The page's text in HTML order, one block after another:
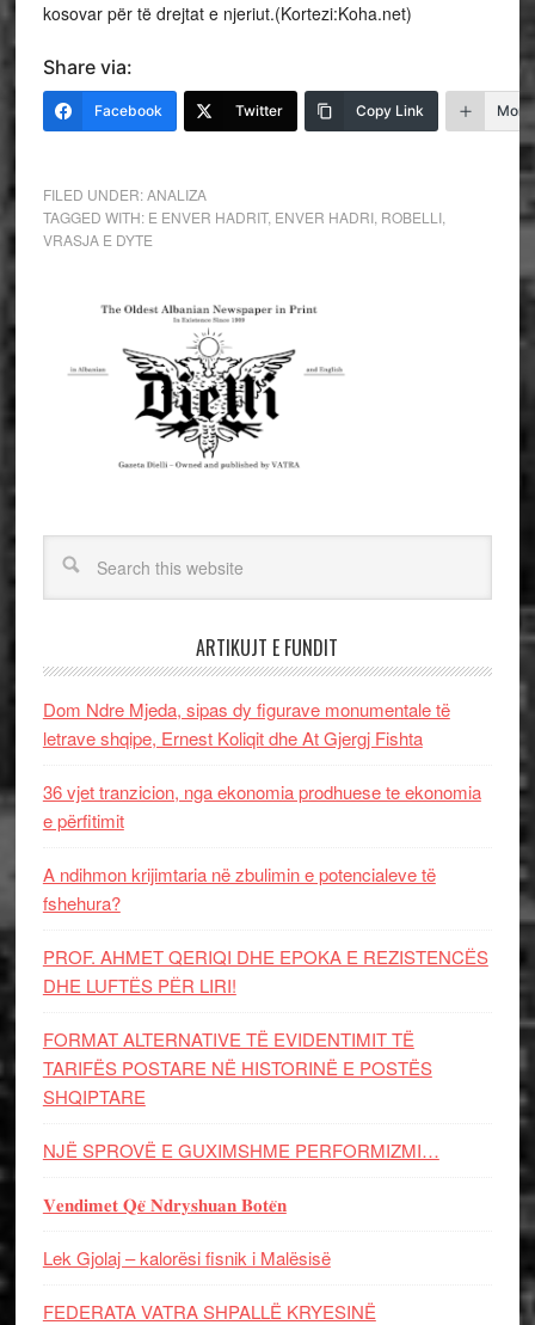
kosovar për të drejtat e njeriut.(Kortezi:Koha.net)
Share via:
Facebook Twitter Copy Link More
FILED UNDER:ANALIZA
TAGGED WITH: E ENVER HADRIT, ENVER HADRI, ROBELLI,
VRASJA E DYTE
ARTIKUJT E FUNDIT
Dom Ndre Mjeda, sipas dy figurave monumentale të
letrave shqipe, Ernest Koliqit dhe At Gjergj Fishta
36 vjet tranzicion, nga ekonomia prodhuese te ekonomia
e përfitimit
A ndihmon krijimtaria në zbulimin e potencialeve të
fshehura?
PROF. AHMET QERIQI DHE EPOKA E REZISTENCЁS
DHE LUFTЁS PЁR LIRI!
FORMAT ALTERNATIVE TË EVIDENTIMIT TË
TARIFËS POSTARE NË HISTORINË E POSTËS
SHQIPTARE
NJË SPROVË E GUXIMSHME PERFORMIZMI…
𝐕𝐞𝐧𝐝𝐢𝐦𝐞𝐭 𝐐𝐞̈ 𝐍𝐝𝐫𝐲𝐬𝐡𝐮𝐚𝐧 𝐁𝐨𝐭𝐞̈𝐧
Lek Gjolaj – kalorësi fisnik i Malësisë
FEDERATA VATRA SHPALLË KRYESINË